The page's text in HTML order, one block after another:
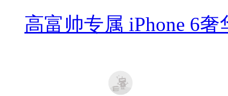
高富帅专属 iPhone 6